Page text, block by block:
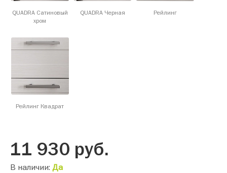
QUADRA Сатиновый
хром
QUADRA Черная Рейлинг
Рейлинг Квадрат
11 930 руб.
В наличии: Да